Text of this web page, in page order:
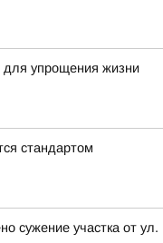
для упрощения жизни
стандартом
сужение участка